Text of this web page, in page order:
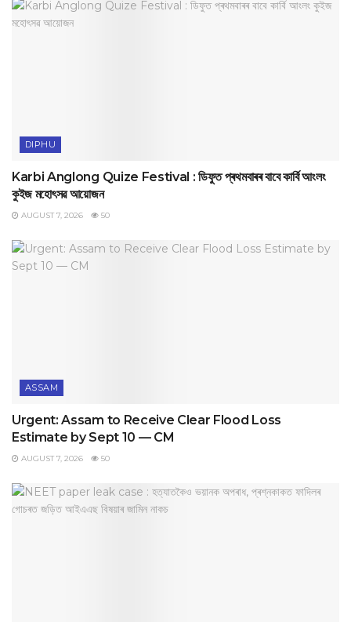
DIPHU
Karbi Anglong Quize Festival : ডিফুত প্ৰথমবাৰৰ বাবে কাৰ্বি আংলং
কুইজ মহোৎসৱ আয়োজন
AUGUST 7, 2026 50
ASSAM
Urgent: Assam to Receive Clear Flood Loss
Estimate by Sept 10 — CM
AUGUST 7, 2026 50